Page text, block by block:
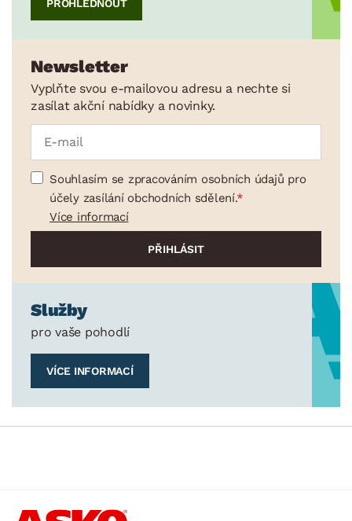
PROHLÉDNOUT
Newsletter
Vyplňte svou e-mailovou adresu a nechte si
zasílat akční nabídky a novinky.
Souhlasím se zpracováním osobních údajů pro
účely zasílání obchodních sdělení.
Více informací
Služby
pro vaše pohodlí
VÍCE INFORMACÍ